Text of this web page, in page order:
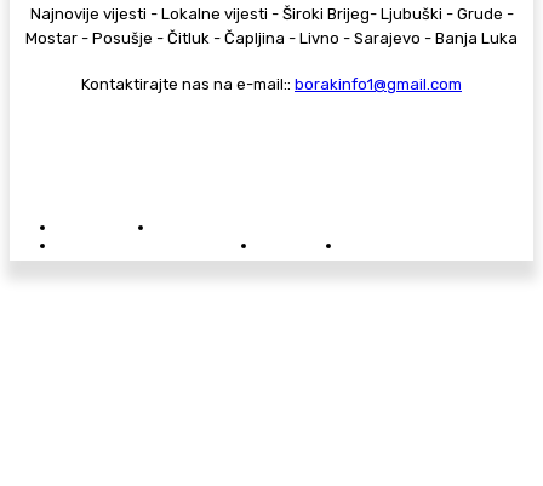
Najnovije vijesti - Lokalne vijesti - Široki Brijeg- Ljubuški - Grude -
Mostar - Posušje - Čitluk - Čapljina - Livno - Sarajevo - Banja Luka
Kontaktirajte nas na e-mail:: borakinfo1@gmail.com